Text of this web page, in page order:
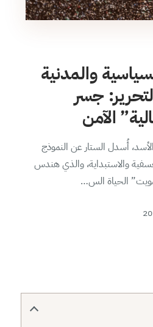
والمدنية
جسر
الآمن
أُسدل الستار عن النموذج
والاستبداية، والذي هندس
الحياة الس…